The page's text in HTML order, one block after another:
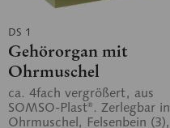
DS 1
Gehörorgan mit
Ohrmuschel
ca. 4fach vergrößert, aus
SOMSO-Plast®. Zerlegbar in
Ohrmuschel, Felsenbein (3),